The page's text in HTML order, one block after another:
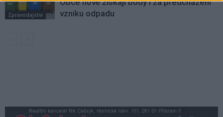
Zpravodajství
Obce nově získají body i za předcházení
vzniku odpadu